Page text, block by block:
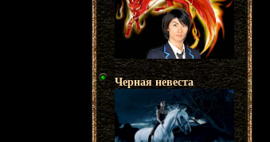
Черная невеста